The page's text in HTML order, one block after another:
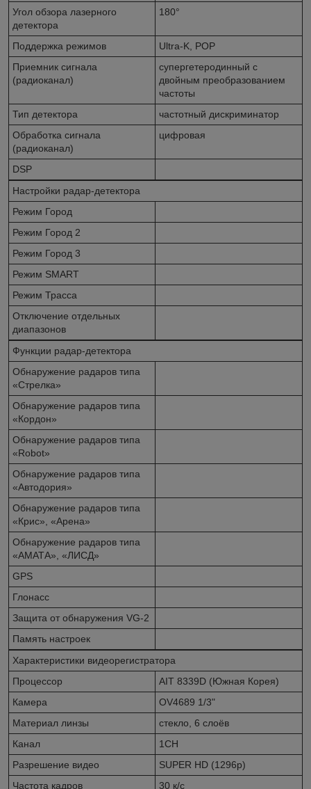
Угол обзора лазерного
детектора
180°
Поддержка режимов
Ultra-K, POP
Приемник сигнала
(радиоканал)
супергетеродинный с
двойным преобразованием
частоты
Тип детектора
частотный дискриминатор
Обработка сигнала
(радиоканал)
цифровая
DSP
Настройки радар-детектора
Режим Город
Режим Город 2
Режим Город 3
Режим SMART
Режим Трасса
Отключение отдельных
диапазонов
Функции радар-детектора
Обнаружение радаров типа
«Стрелка»
Обнаружение радаров типа
«Кордон»
Обнаружение радаров типа
«Robot»
Обнаружение радаров типа
«Автодория»
Обнаружение радаров типа
«Крис», «Арена»
Обнаружение радаров типа
«АМАТА», «ЛИСД»
GPS
Глонасс
Защита от обнаружения VG-2
Память настроек
Характеристики видеорегистратора
Процессор
AIT 8339D (Южная Корея)
Камера
OV4689 1/3"
Материал линзы
стекло, 6 слоёв
Канал
1CH
Разрешение видео
SUPER HD (1296p)
Частота кадров
30 к/с